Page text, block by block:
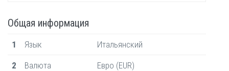
Общая информация
1 Язык Итальянский
2 Валюта Евро (EUR)